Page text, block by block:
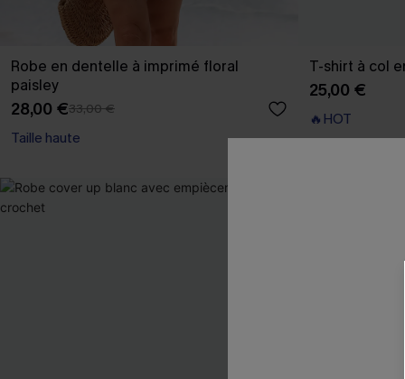
Robe en dentelle à imprimé floral
paisley
28,00 €33,00 €
Taille haute
T-shirt à col
25,00 €
🔥HOT